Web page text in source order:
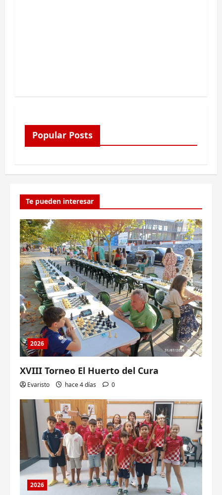
Popular Posts
Te pueden interesar
2026
XVIII Torneo El Huerto del Cura
Evaristo hace 4 días 0
2026